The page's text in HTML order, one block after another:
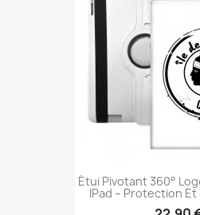
Étui Pivotant 360°
IPad – Protection